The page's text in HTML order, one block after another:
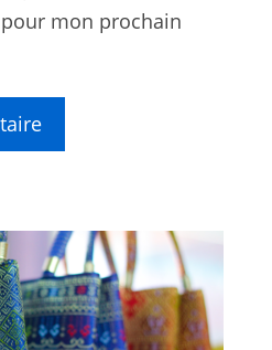
mon prochain